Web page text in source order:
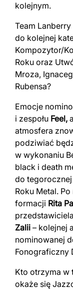
kolejnym.
Team
do kolejnej
Kompozytor/
Roku oraz
Mroza,
Rubensa?
Emocje
i zespołu Feel,
atmosfera
podziwiać
w wykonaniu
black i death
do
Roku Metal.
formacji Rita
Zalii – kolejnej
nominowanej
Fonograficzny
Kto otrzyma w
okaże się